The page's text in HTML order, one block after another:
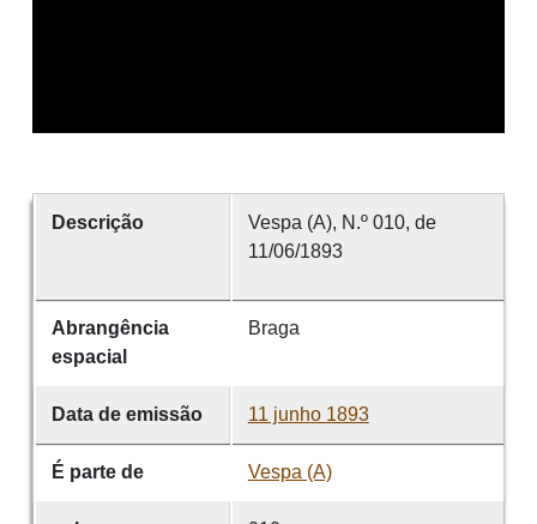
Descrição
Vespa (A), N.º 010, de
11/06/1893
Abrangência
espacial
Braga
Data de emissão 11 junho 1893
É parte de Vespa (A)